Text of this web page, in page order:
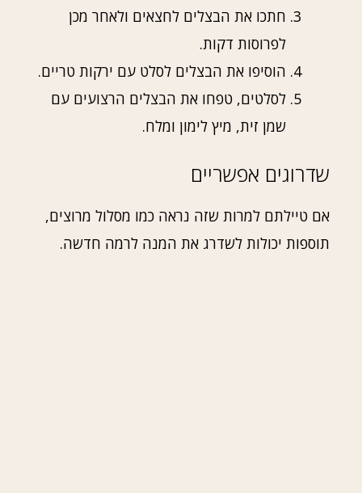
חתכו את הבצלים לחצאים ולאחר מכן
לפרוסות דקות.
הוסיפו את הבצלים לסלט עם ירקות טריים.
לסלטים, טפחו את הבצלים הרצועים עם
שמן זית, מיץ לימון ומלח.
שדרוגים אפשריים
אם טיילתם למרות שזה נראה כמו מסלול מרוצים,
תוספות יכולות לשדרג את המנה לרמה חדשה.